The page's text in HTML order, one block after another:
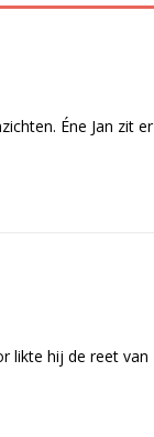
Éne Jan zit er
likte hij de reet van